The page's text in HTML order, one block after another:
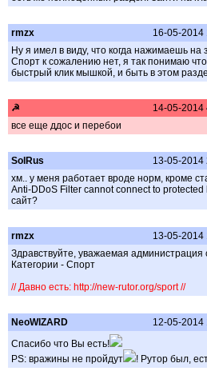
rmzx
16-05-2014
Ну я имел в виду, что когда нажимаешь
Спорт к сожалению нет, я так понимаю
быстрый клик мышкой, и быть в этом
☭
14-05-2014
все еще ддос и перебои
SolRus
13-05-2014
хм.. у меня работает вроде норм, кроме
Anti-DDoS Filter cannot connect to
сайт?
rmzx
13-05-2014
Здравствуйте, уважаемая
Категории - Спорт
// Давно есть: http://new-rutor.org/sport //
NeoWIZARD
12-05-2014
Спасибо что Вы есть!
PS: вражины не пройдут
! Рутор был,